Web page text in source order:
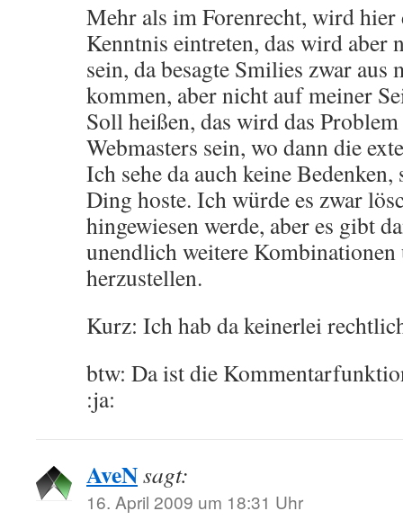
Mehr als im Forenrecht, wird
Kenntnis eintreten, das wird aber
sein, da besagte Smilies zwar aus
kommen, aber nicht auf meiner
Soll heißen, das wird das
Webmasters sein, wo dann die
Ich sehe da auch keine
Ding hoste. Ich würde es zwar
hingewiesen werde, aber es gibt
unendlich weitere Kombinationen
herzustellen.
Kurz: Ich hab da keinerlei
btw: Da ist die
:ja:
AveNsagt:
16. April 2009 um 18:31 Uhr